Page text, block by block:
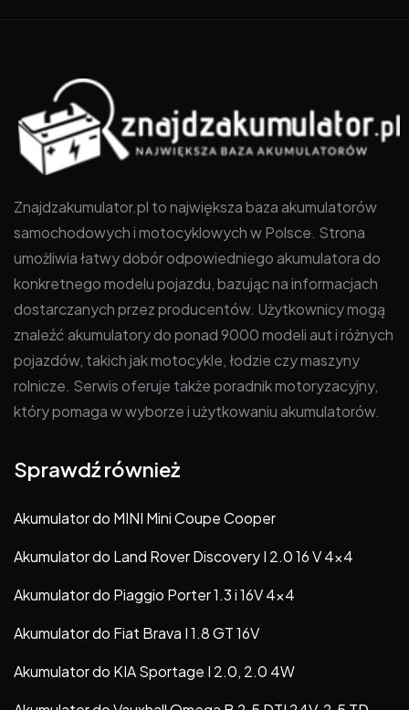
Znajdzakumulator.pl to największa baza akumulatorów
samochodowych i motocyklowych w Polsce. Strona
umożliwia łatwy dobór odpowiedniego akumulatora do
konkretnego modelu pojazdu, bazując na informacjach
dostarczanych przez producentów. Użytkownicy mogą
znaleźć akumulatory do ponad 9000 modeli aut i różnych
pojazdów, takich jak motocykle, łodzie czy maszyny
rolnicze. Serwis oferuje także poradnik motoryzacyjny,
który pomaga w wyborze i użytkowaniu akumulatorów.
Sprawdź również
Akumulator do MINI Mini Coupe Cooper
Akumulator do Land Rover Discovery I 2.0 16 V 4×4
Akumulator do Piaggio Porter 1.3 i 16V 4×4
Akumulator do Fiat Brava I 1.8 GT 16V
Akumulator do KIA Sportage I 2.0, 2.0 4W